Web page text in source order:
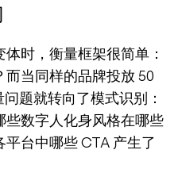
时，衡量框架很简单：
当同样的品牌投放 50
题就转向了模式识别：
数字人化身风格在哪些
台中哪些 CTA 产生了